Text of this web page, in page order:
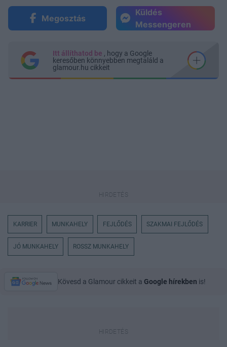
Megosztás
Küldés
Messengeren
Itt állíthatod be , hogy a Google
keresőben könnyebben megtaláld a
glamour.hu cikkeit
KARRIER MUNKAHELY FEJLŐDÉS SZAKMAI FEJLŐDÉS
JÓ MUNKAHELY ROSSZ MUNKAHELY
Kövesd a Glamour cikkeit a Google hírekben is!